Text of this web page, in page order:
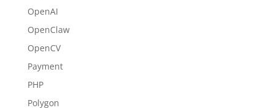
OpenAI
OpenClaw
OpenCV
Payment
PHP
Polygon